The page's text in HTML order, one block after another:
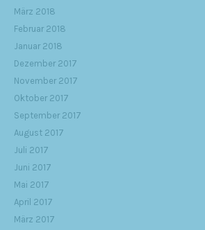
März 2018
Februar 2018
Januar 2018
Dezember 2017
November 2017
Oktober 2017
September 2017
August 2017
Juli 2017
Juni 2017
Mai 2017
April 2017
März 2017